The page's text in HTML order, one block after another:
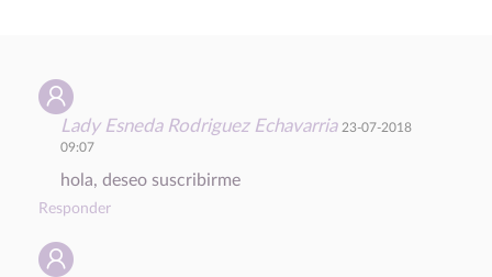
Lady Esneda Rodriguez Echavarria 23-07-2018
09:07
hola, deseo suscribirme
Responder